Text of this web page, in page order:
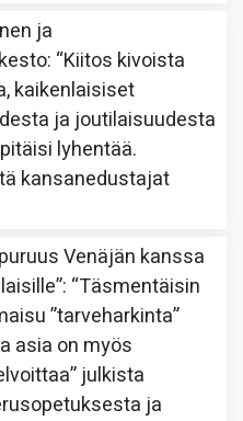
ja
: “Kiitos kivoista
kaikenlaisiset
ja joutilaisuudesta
lyhentää.
kansanedustajat
Venäjän kanssa
: “Täsmentäisin
”tarveharkinta”
asia on myös
julkista
ja